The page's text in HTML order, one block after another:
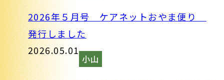
2026年５月号 ケアネットおやま便り
発行しました
2026.05.01
小山